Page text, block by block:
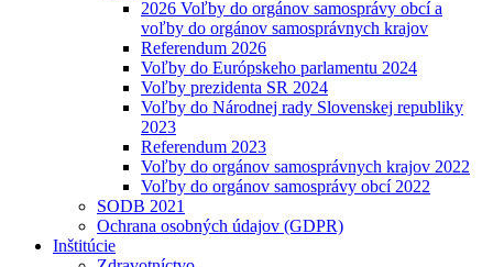
2026 Voľby do orgánov samosprávy obcí a
voľby do orgánov samosprávnych krajov
Referendum 2026
Voľby do Európskeho parlamentu 2024
Voľby prezidenta SR 2024
Voľby do Národnej rady Slovenskej republiky
2023
Referendum 2023
Voľby do orgánov samosprávnych krajov 2022
Voľby do orgánov samosprávy obcí 2022
SODB 2021
Ochrana osobných údajov (GDPR)
Inštitúcie